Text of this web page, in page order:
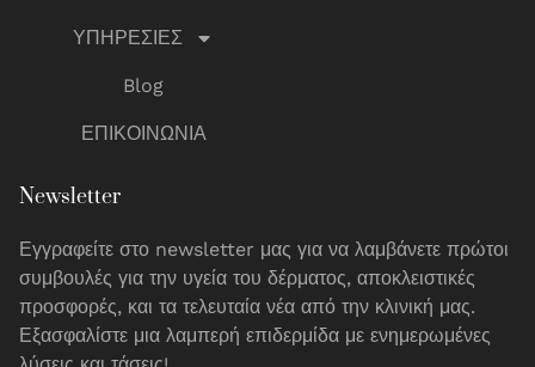
ΥΠΗΡΕΣΙΕΣ
Blog
ΕΠΙΚΟΙΝΩΝΙΑ
Newsletter
Εγγραφείτε στο newsletter μας για να λαμβάνετε πρώτοι
συμβουλές για την υγεία του δέρματος, αποκλειστικές
προσφορές, και τα τελευταία νέα από την κλινική μας.
Εξασφαλίστε μια λαμπερή επιδερμίδα με ενημερωμένες